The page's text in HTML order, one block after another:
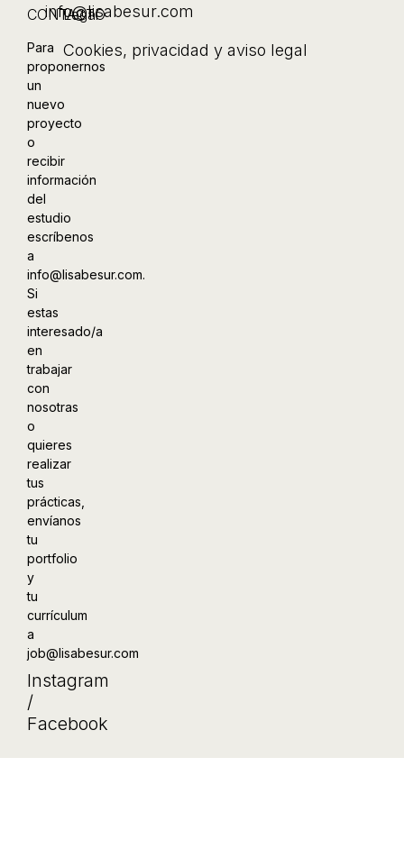
CONTACTO
Para
proponernos
un
nuevo
proyecto
o
recibir
información
del
estudio
escríbenos
a
info@lisabesur.com.
Si
estas
interesado/a
en
trabajar
con
nosotras
o
quieres
realizar
tus
prácticas,
envíanos
tu
portfolio
y
tu
currículum
a
job@lisabesur.com
Instagram
/
Facebook
info@lisabesur.com
Legal
Cookies, privacidad y aviso legal